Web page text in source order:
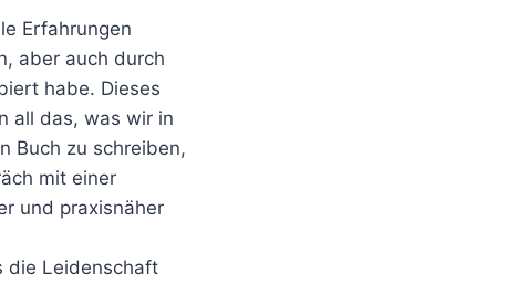
Erfahrungen
aber auch durch
habe. Dieses
all das, was wir in
Buch zu schreiben,
mit einer
und praxisnäher
die Leidenschaft